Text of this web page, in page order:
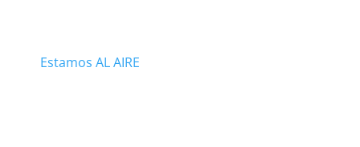
Estamos AL AIRE